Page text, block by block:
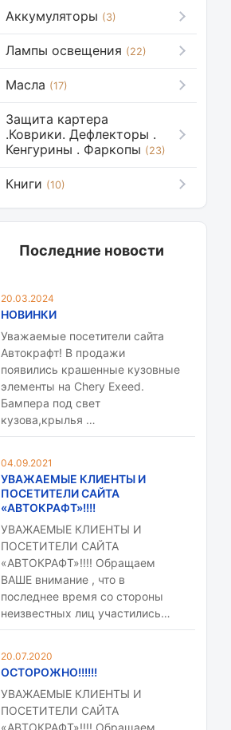
Аккумуляторы (3)
Лампы освещения (22)
Масла (17)
Защита картера
.Коврики. Дефлекторы .
Кенгурины . Фаркопы (23)
Книги (10)
Последние новости
20.03.2024
НОВИНКИ
Уважаемые посетители сайта
Автокрафт! В продажи
появились крашенные кузовные
элементы на Chery Exeed.
Бампера под свет
кузова,крылья …
04.09.2021
УВАЖАЕМЫЕ КЛИЕНТЫ И
ПОСЕТИТЕЛИ САЙТА
«АВТОКРАФТ»!!!!
УВАЖАЕМЫЕ КЛИЕНТЫ И
ПОСЕТИТЕЛИ САЙТА
«АВТОКРАФТ»!!!! Обращаем
ВАШЕ внимание , что в
последнее время со стороны
неизвестных лиц участились…
20.07.2020
ОСТОРОЖНО!!!!!!
УВАЖАЕМЫЕ КЛИЕНТЫ И
ПОСЕТИТЕЛИ САЙТА
«АВТОКРАФТ»!!!! Обращаем